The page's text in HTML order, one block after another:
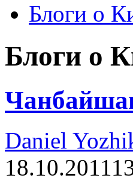
Блоги о
Блоги о
Daniel
18.10.2011